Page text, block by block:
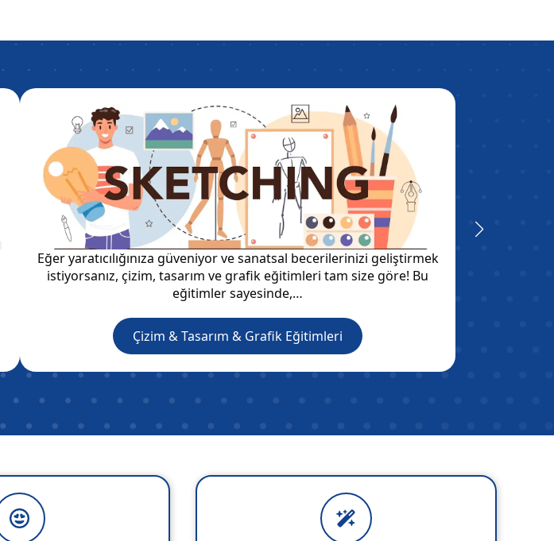
Eğer yaratıcılığınıza güveniyor ve sanatsal becerilerinizi geliştirmek
istiyorsanız, çizim, tasarım ve grafik eğitimleri tam size göre! Bu
eğitimler sayesinde,…
Çizim & Tasarım & Grafik Eğitimleri